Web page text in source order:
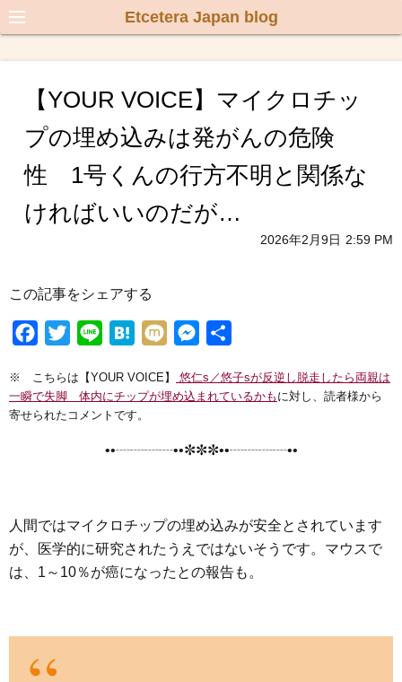
Etcetera Japan blog
【YOUR VOICE】マイクロチッ
プの埋め込みは発がんの危険
性 1号くんの行方不明と関係な
ければいいのだが…
2026年2月9日 2:59 PM
この記事をシェアする
c
e
i
n
e
H
t
M
x
s
n
r
※ こちらは【YOUR VOICE】
悠仁s／悠子sが反逆し脱走したら両親は
一瞬で失脚 体内にチップが埋め込まれているかも に対し、読者様から
寄せられたコメントです。
••┈┈┈┈••✼✼✼••┈┈┈┈••
人間ではマイクロチップの埋め込みが安全とされています
が、医学的に研究されたうえではないそうです。マウスで
は、1～10％が癌になったとの報告も。